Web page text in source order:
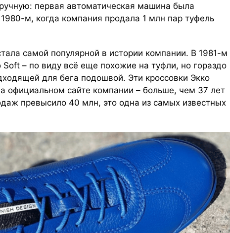
первая автоматическая машина была
м, когда компания продала 1 млн пар туфель
самой популярной в истории компании. В 1981-м
Soft – по виду всё еще похожие на туфли, но гораздо
для бега подошвой. Эти кроссовки Экко
официальном сайте компании – больше, чем 37 лет
превысило 40 млн, это одна из самых известных